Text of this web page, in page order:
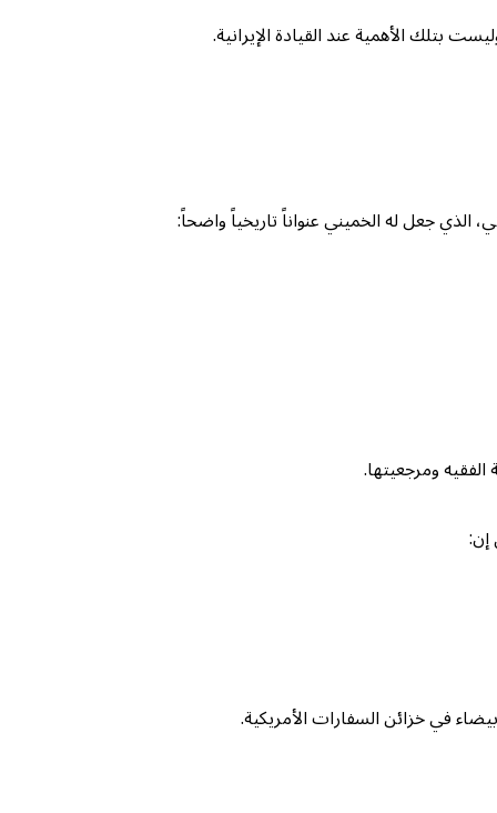
بتلك الأهمية عند القيادة الإيرانية.
الذي جعل له الخميني عنواناً تاريخياً واضحاً:
ومرجعيتها.
في خزائن السفارات الأمريكية.